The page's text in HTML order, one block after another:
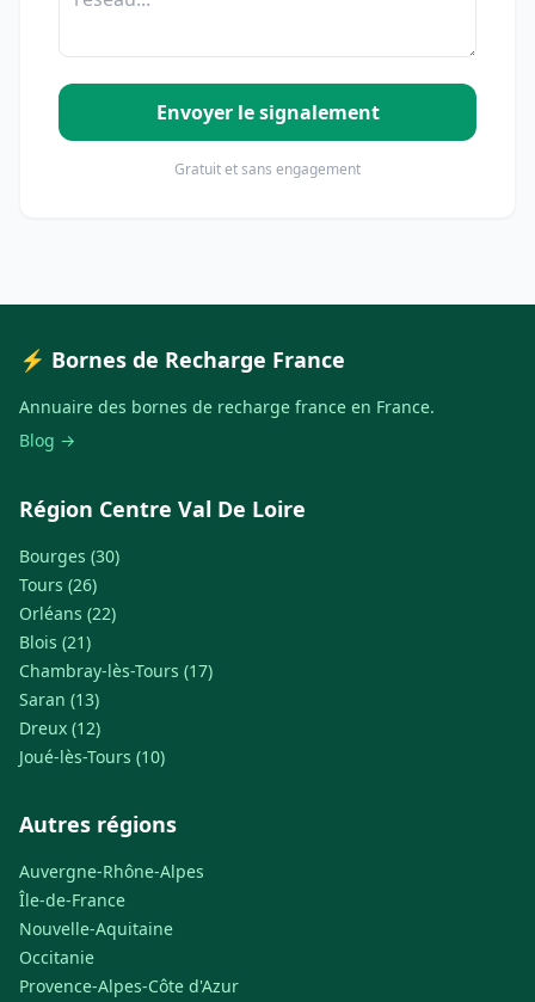
Envoyer le signalement
Gratuit et sans engagement
⚡ Bornes de Recharge France
Annuaire des bornes de recharge france en France.
Blog →
Région Centre Val De Loire
Bourges (30)
Tours (26)
Orléans (22)
Blois (21)
Chambray-lès-Tours (17)
Saran (13)
Dreux (12)
Joué-lès-Tours (10)
Autres régions
Auvergne-Rhône-Alpes
Île-de-France
Nouvelle-Aquitaine
Occitanie
Provence-Alpes-Côte d'Azur